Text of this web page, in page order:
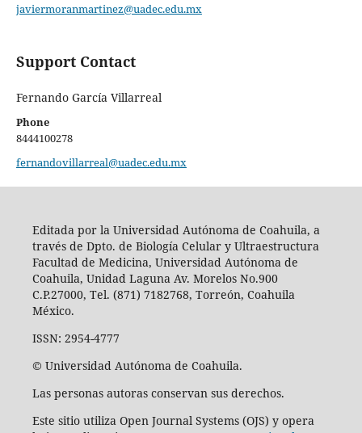
javiermoranmartinez@uadec.edu.mx
Support Contact
Fernando García Villarreal
Phone
8444100278
fernandovillarreal@uadec.edu.mx
Editada por la Universidad Autónoma de Coahuila, a
través de Dpto. de Biología Celular y Ultraestructura
Facultad de Medicina, Universidad Autónoma de
Coahuila, Unidad Laguna Av. Morelos No.900
C.P.27000, Tel. (871) 7182768, Torreón, Coahuila
México.
ISSN: 2954-4777
© Universidad Autónoma de Coahuila.
Las personas autoras conservan sus derechos.
Este sitio utiliza Open Journal Systems (OJS) y opera